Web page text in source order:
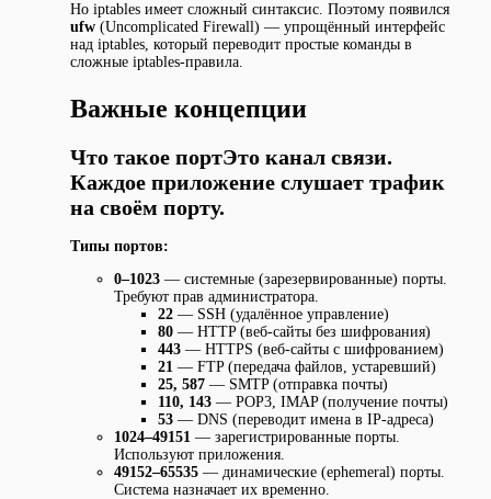
Но iptables имеет сложный синтаксис. Поэтому появился
ufw (Uncomplicated Firewall) — упрощённый интерфейс
над iptables, который переводит простые команды в
сложные iptables-правила.
Важные концепции
Что такое портЭто канал связи.
Каждое приложение слушает трафик
на своём порту.
Типы портов:
0–1023 — системные (зарезервированные) порты.
Требуют прав администратора.
22 — SSH (удалённое управление)
80 — HTTP (веб-сайты без шифрования)
443 — HTTPS (веб-сайты с шифрованием)
21 — FTP (передача файлов, устаревший)
25, 587 — SMTP (отправка почты)
110, 143 — POP3, IMAP (получение почты)
53 — DNS (переводит имена в IP-адреса)
1024–49151 — зарегистрированные порты.
Используют приложения.
49152–65535 — динамические (ephemeral) порты.
Система назначает их временно.